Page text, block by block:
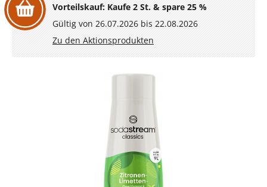
Vorteilskauf: Kaufe 2 St. & spare 25 %
Gültig von 26.07.2026 bis 22.08.2026
Zu den Aktionsprodukten